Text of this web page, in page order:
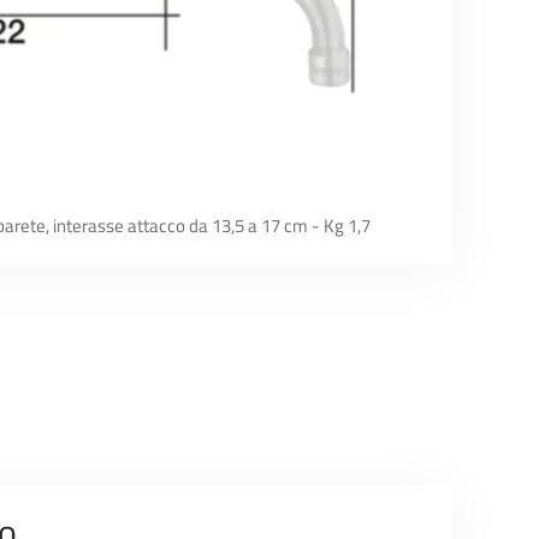
interasse attacco da 13,5 a 17 cm - Kg 1,7